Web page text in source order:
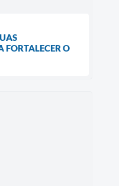
FORTALECER O